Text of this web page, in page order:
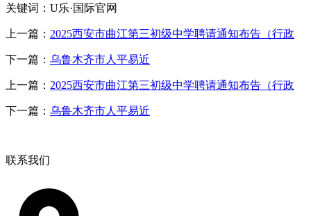
关键词：U乐·国际官网
上一篇： 2025西安市曲江第三初级中学聘请通知布告（行政
下一篇： 乌鲁木齐市人平易近
上一篇： 2025西安市曲江第三初级中学聘请通知布告（行政
下一篇： 乌鲁木齐市人平易近
联系我们